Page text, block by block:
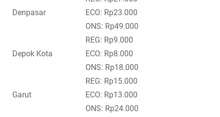
Denpasar
ECO: Rp23.000
ONS: Rp49.000
Depok Kota
REG: Rp9.000
ECO: Rp8.000
ONS: Rp18.000
Garut
REG: Rp15.000
ECO: Rp13.000
ONS: Rp24.000